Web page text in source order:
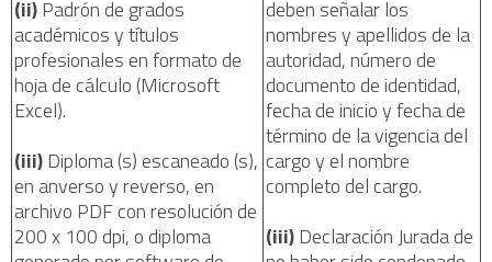
(ii)Padrón de grados
académicos y títulos
profesionales en formato de
hoja de cálculo (Microsoft
Excel).
(iii)Diploma (s) escaneado (s),
en anverso y reverso, en
archivo PDF con resolución de
200 x 100 dpi, o diploma
deben señalar los
nombres y apellidos de la
autoridad, número de
documento de identidad,
fecha de inicio y fecha de
término de la vigencia del
cargo y el nombre
completo del cargo.
(iii)Declaración Jurada de